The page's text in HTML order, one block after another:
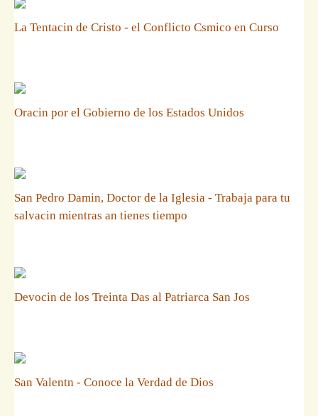
La Tentacin de Cristo - el Conflicto Csmico en Curso
Oracin por el Gobierno de los Estados Unidos
San Pedro Damin, Doctor de la Iglesia - Trabaja para tu
salvacin mientras an tienes tiempo
Devocin de los Treinta Das al Patriarca San Jos
San Valentn - Conoce la Verdad de Dios